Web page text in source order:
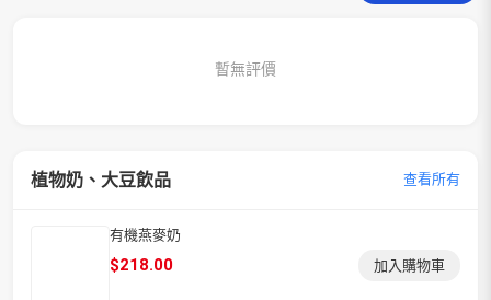
暫無評價
植物奶、大豆飲品 查看所有
有機燕麥奶
$218.00 加入購物車